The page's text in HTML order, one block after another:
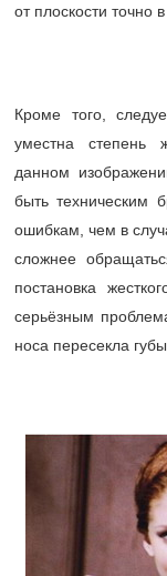
от плоскости точно
Кроме того,
уместна степень
данном
быть техническим
ошибкам, чем в
сложнее
постановка
серьёзным
носа пересекла губы.